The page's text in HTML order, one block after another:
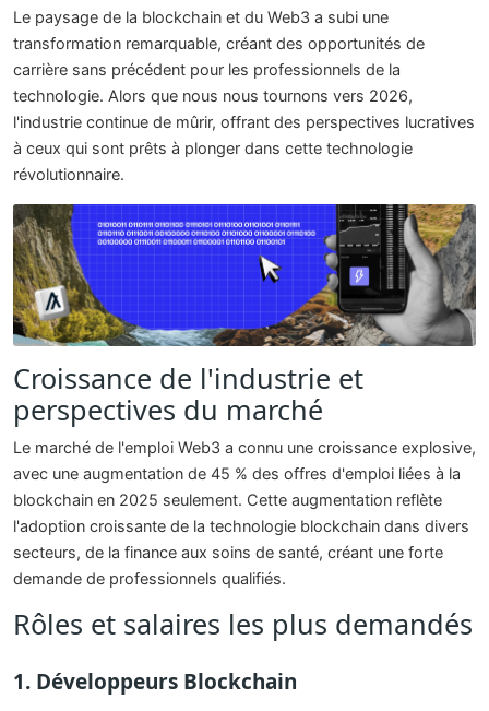
Le paysage de la blockchain et du Web3 a subi une
transformation remarquable, créant des opportunités de
carrière sans précédent pour les professionnels de la
technologie. Alors que nous nous tournons vers 2026,
l'industrie continue de mûrir, offrant des perspectives lucratives
à ceux qui sont prêts à plonger dans cette technologie
révolutionnaire.
Croissance de l'industrie et
perspectives du marché
Le marché de l'emploi Web3 a connu une croissance explosive,
avec une augmentation de 45 % des offres d'emploi liées à la
blockchain en 2025 seulement. Cette augmentation reflète
l'adoption croissante de la technologie blockchain dans divers
secteurs, de la finance aux soins de santé, créant une forte
demande de professionnels qualifiés.
Rôles et salaires les plus demandés
1. Développeurs Blockchain